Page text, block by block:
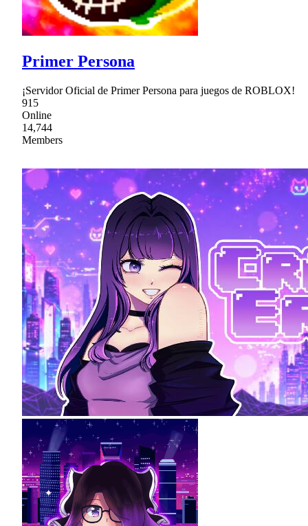
Primer Persona
¡Servidor Oficial de Primer Persona para juegos de ROBLOX!
915
Online
14,744
Members